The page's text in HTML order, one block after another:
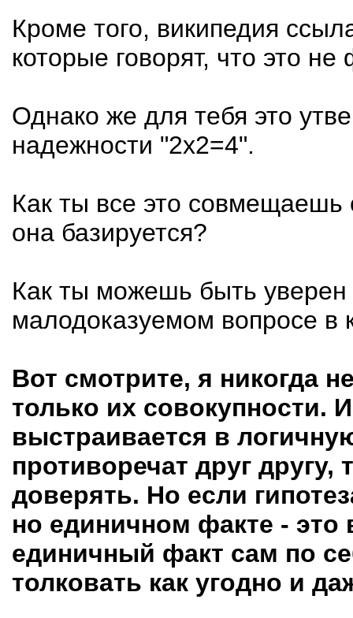
Кроме того, википедия
которые говорят, что это
Однако же для тебя это
надежности "2х2=4".
Как ты все это
она базируется?
Как ты можешь быть уверен
малодоказуемом вопросе в
Вот смотрите, я никогда
только их совокупности.
выстраивается в
противоречат друг другу,
доверять. Но если
но единичном факте - это
единичный факт сам по
толковать как угодно и